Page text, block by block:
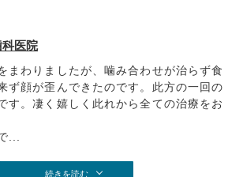
医院
まわりましたが、噛み合わせが治らず食
ず顔が歪んできたのです。此方の一回の
す。凄く嬉しく此れから全ての治療をお
...
続きを読む